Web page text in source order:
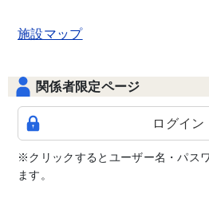
施設マップ
関係者限定ページ
ログイン
※クリックするとユーザー名・パス
ます。